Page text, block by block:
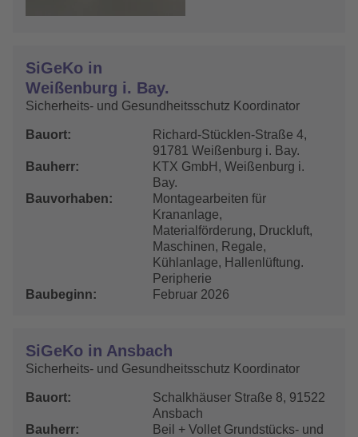
SiGeKo in
Weißenburg i. Bay.
Sicherheits- und Gesundheitsschutz Koordinator
Bauort
Richard-Stücklen-Straße 4,
91781 Weißenburg i. Bay.
Bauherr
KTX GmbH, Weißenburg i.
Bay.
Bauvorhaben
Montagearbeiten für
Krananlage,
Materialförderung, Druckluft,
Maschinen, Regale,
Kühlanlage, Hallenlüftung.
Peripherie
Baubeginn
Februar 2026
SiGeKo in Ansbach
Sicherheits- und Gesundheitsschutz Koordinator
Bauort
Schalkhäuser Straße 8, 91522
Ansbach
Bauherr
Beil + Vollet Grundstücks- und